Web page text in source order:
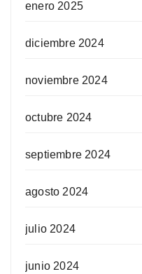
enero 2025
diciembre 2024
noviembre 2024
octubre 2024
septiembre 2024
agosto 2024
julio 2024
junio 2024